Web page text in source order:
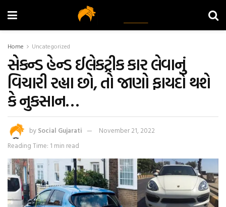
Home Uncategorized
સેકન્ડ હેન્ડ ઈલેકટ્રીક કાર લેવાનું
વિચારી રહ્યા છો, તો જાણો ફાયદો થશે
કે નુકસાન…
by Social Gujarati
November 21, 2022
Reading Time: 1 min read